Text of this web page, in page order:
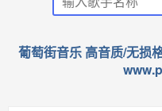
葡萄街音乐 高音质/无损